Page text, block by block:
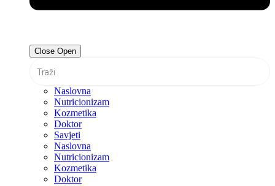
Close Open
Naslovna
Nutricionizam
Kozmetika
Doktor
Savjeti
Naslovna
Nutricionizam
Kozmetika
Doktor